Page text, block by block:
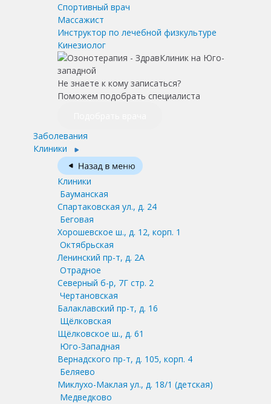
Спортивный врач
Массажист
Инструктор по лечебной физкультуре
Кинезиолог
Не знаете к кому записаться?
Поможем подобрать специалиста
Заболевания
Клиники
Клиники
Бауманская
Спартаковская ул., д. 24
Беговая
Хорошевское ш., д. 12, корп. 1
Октябрьская
Ленинский пр-т, д. 2А
Отрадное
Северный б-р, 7Г стр. 2
Чертановская
Балаклавский пр-т, д. 16
Щёлковская
Щёлковское ш., д. 61
Юго-Западная
Вернадского пр-т, д. 105, корп. 4
Беляево
Миклухо-Маклая ул., д. 18/1 (детская)
Медведково